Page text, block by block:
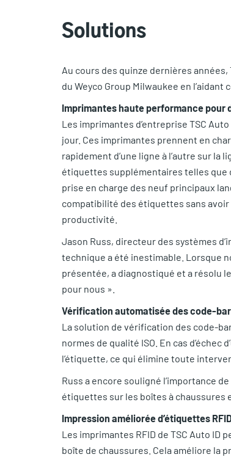
Solutions
Au cours des quinze dernières années,
du Weyco Group Milwaukee en
Imprimantes haute performance pour
Les imprimantes d’entreprise TSC
jour. Ces imprimantes prennent en
rapidement d’une ligne à l’autre sur la
étiquettes supplémentaires telles que
prise en charge des neuf principaux
compatibilité des étiquettes sans avoir
productivité.
Jason Russ, directeur des systèmes
technique a été inestimable. Lorsque
présentée, a diagnostiqué et a résolu
pour nous ».
Vérification automatisée des code-
La solution de vérification des code-
normes de qualité ISO. En cas
l’étiquette, ce qui élimine toute
Russ a encore souligné l’importance
étiquettes sur les boîtes à chaussures
Impression améliorée d’étiquettes
Les imprimantes RFID de TSC Auto ID
boîte de chaussures. Cela améliore la